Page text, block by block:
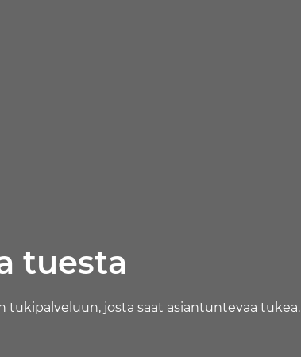
tuesta
josta saat asiantuntevaa tukea.